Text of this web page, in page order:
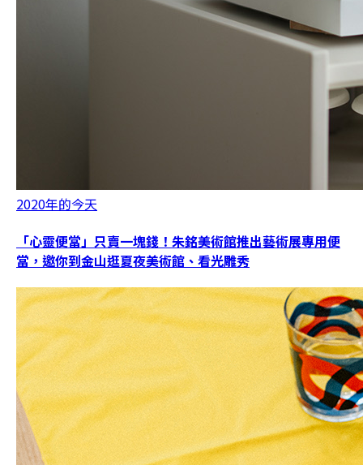
2020年的今天
「心靈便當」只賣一塊錢！朱銘美術館推出藝術展專用便
當，邀你到金山逛夏夜美術館、看光雕秀